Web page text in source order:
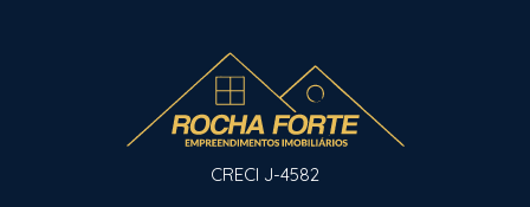
CRECI J-4582